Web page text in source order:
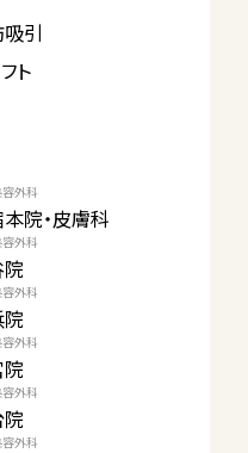
引
ト
外科
院・皮膚科
外科
外科
外科
外科
外科